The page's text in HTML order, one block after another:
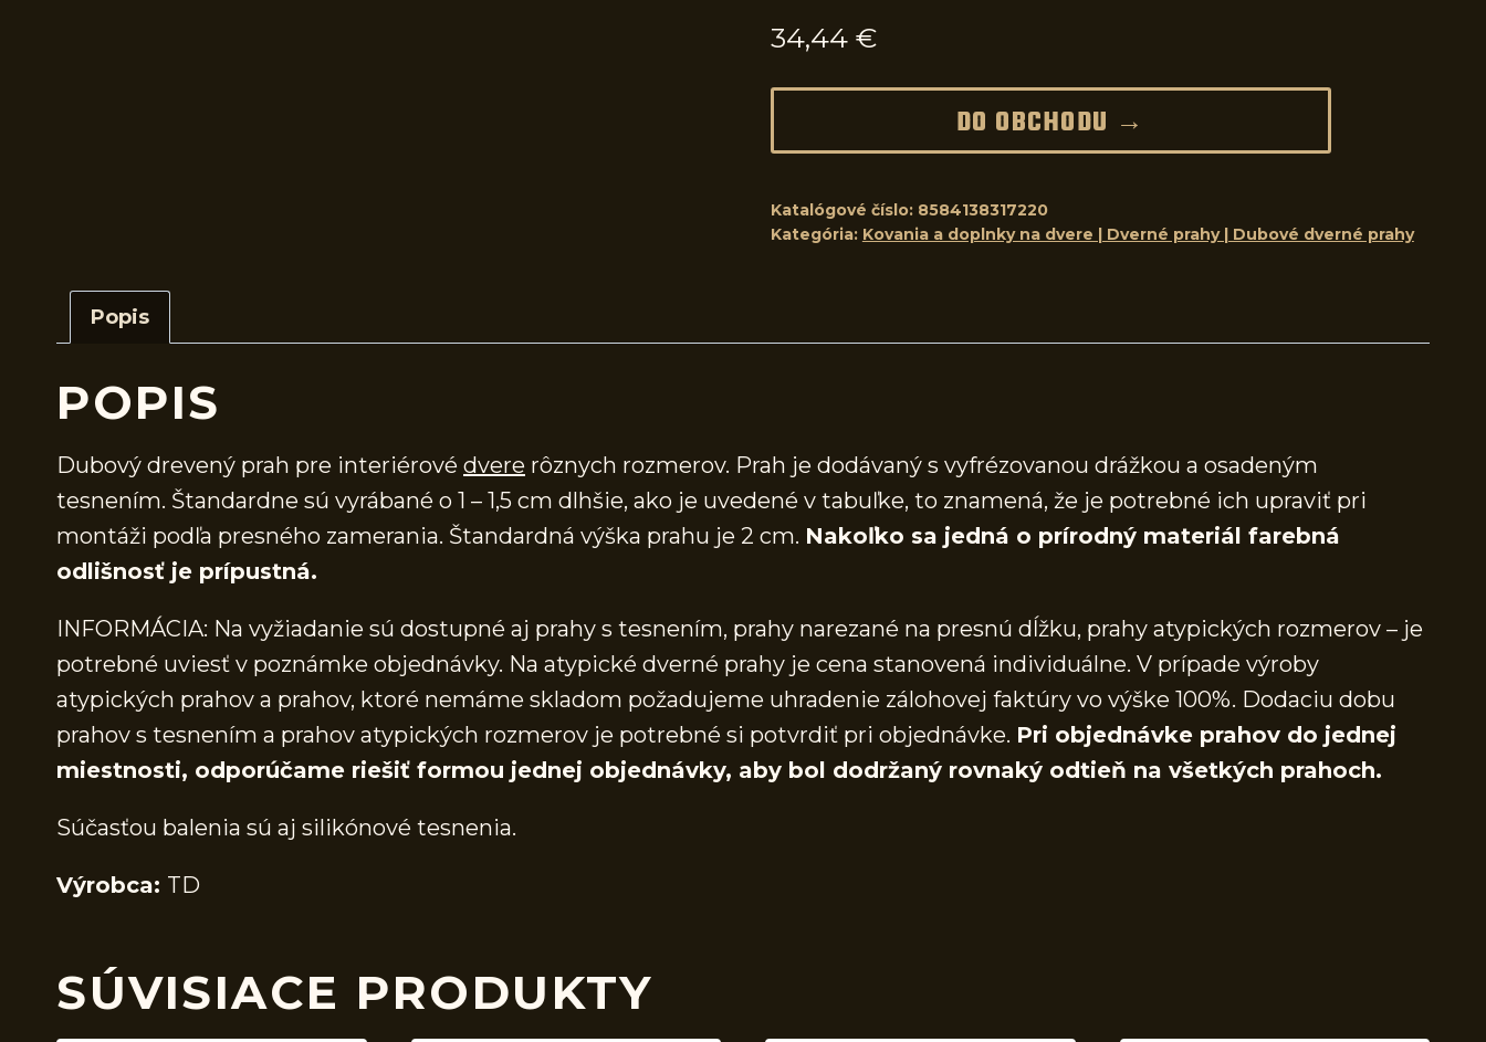
34,44 €
DO OBCHODU →
Katalógové číslo: 8584138317220
Kategória: Kovania a doplnky na dvere | Dverné prahy | Dubové dverné prahy
Popis
POPIS
Dubový drevený prah pre interiérové dvere rôznych rozmerov. Prah je dodávaný s vyfrézovanou drážkou a osadeným
tesnením. Štandardne sú vyrábané o 1 – 1,5 cm dlhšie, ako je uvedené v tabuľke, to znamená, že je potrebné ich upraviť pri
montáži podľa presného zamerania. Štandardná výška prahu je 2 cm. Nakoľko sa jedná o prírodný materiál farebná
odlišnosť je prípustná.
INFORMÁCIA: Na vyžiadanie sú dostupné aj prahy s tesnením, prahy narezané na presnú dĺžku, prahy atypických rozmerov – je
potrebné uviesť v poznámke objednávky. Na atypické dverné prahy je cena stanovená individuálne. V prípade výroby
atypických prahov a prahov, ktoré nemáme skladom požadujeme uhradenie zálohovej faktúry vo výške 100%. Dodaciu dobu
prahov s tesnením a prahov atypických rozmerov je potrebné si potvrdiť pri objednávke. Pri objednávke prahov do jednej
miestnosti, odporúčame riešiť formou jednej objednávky, aby bol dodržaný rovnaký odtieň na všetkých prahoch.
Súčasťou balenia sú aj silikónové tesnenia.
Výrobca: TD
SÚVISIACE PRODUKTY